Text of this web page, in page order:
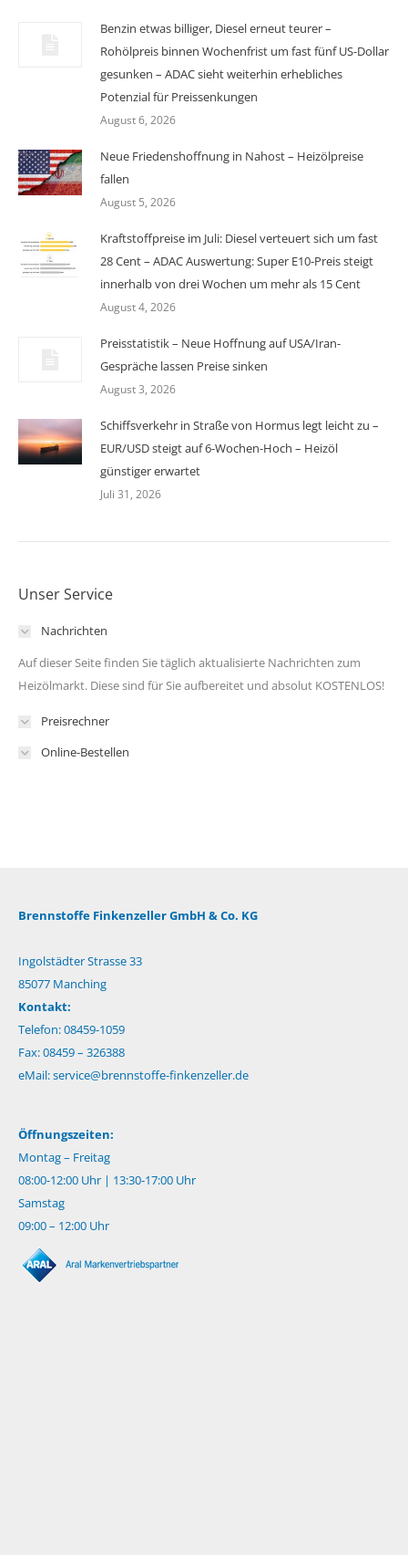
Benzin etwas billiger, Diesel erneut teurer –
Rohölpreis binnen Wochenfrist um fast fünf US-Dollar
gesunken – ADAC sieht weiterhin erhebliches
Potenzial für Preissenkungen
August 6, 2026
Neue Friedenshoffnung in Nahost – Heizölpreise
fallen
August 5, 2026
Kraftstoffpreise im Juli: Diesel verteuert sich um fast
28 Cent – ADAC Auswertung: Super E10-Preis steigt
innerhalb von drei Wochen um mehr als 15 Cent
August 4, 2026
Preisstatistik – Neue Hoffnung auf USA/Iran-
Gespräche lassen Preise sinken
August 3, 2026
Schiffsverkehr in Straße von Hormus legt leicht zu –
EUR/USD steigt auf 6-Wochen-Hoch – Heizöl
günstiger erwartet
Juli 31, 2026
Unser Service
Nachrichten
Auf dieser Seite finden Sie täglich aktualisierte Nachrichten zum
Heizölmarkt. Diese sind für Sie aufbereitet und absolut KOSTENLOS!
Preisrechner
Online-Bestellen
Brennstoffe Finkenzeller GmbH & Co. KG
Ingolstädter Strasse 33
85077 Manching
Kontakt:
Telefon: 08459-1059
Fax: 08459 – 326388
eMail:service@brennstoffe-finkenzeller.de
Öffnungszeiten:
Montag – Freitag
08:00-12:00 Uhr | 13:30-17:00 Uhr
Samstag
09:00 – 12:00 Uhr